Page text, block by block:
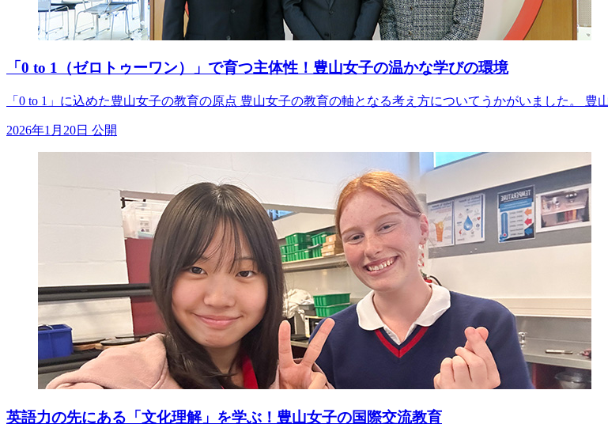
「0 to 1（ゼロトゥーワン）」で育つ主体性！豊山女子の温かな学びの環境
「0 to 1」に込めた豊山女子の教育の原点 豊山女子の教育の軸となる考え方についてうかがいました。
2026年1月20日 公開
英語力の先にある「文化理解」を学ぶ！豊山女子の国際交流教育